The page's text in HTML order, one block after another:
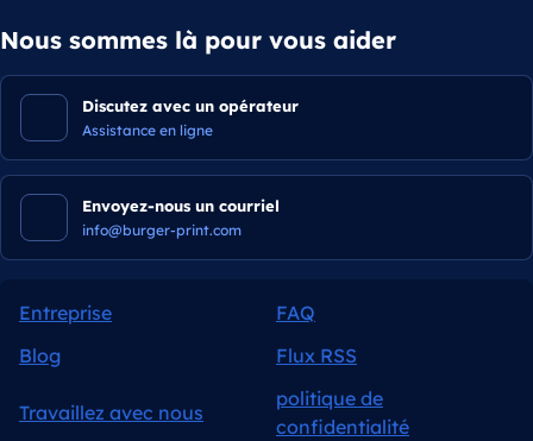
Nous sommes là pour vous aider
Discutez avec un opérateur
Assistance en ligne
Envoyez-nous un courriel
info@burger-print.com
Entreprise
FAQ
Blog
Flux RSS
Travaillez avec nous
politique de
confidentialité